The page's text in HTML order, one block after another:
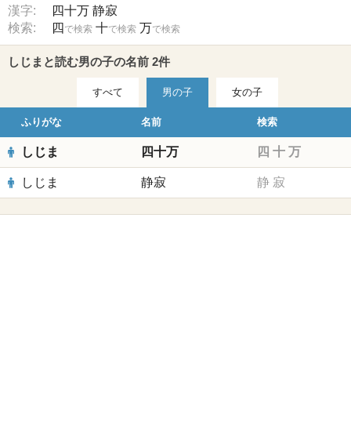
漢字: 四十万 静寂
検索:
四 で検索 十で検索 万で検索
しじまと読む男の子の名前 2件
すべて 男の子 女の子
ふりがな 名前 検索
しじま 四十万 四 十 万
しじま 静寂 静 寂